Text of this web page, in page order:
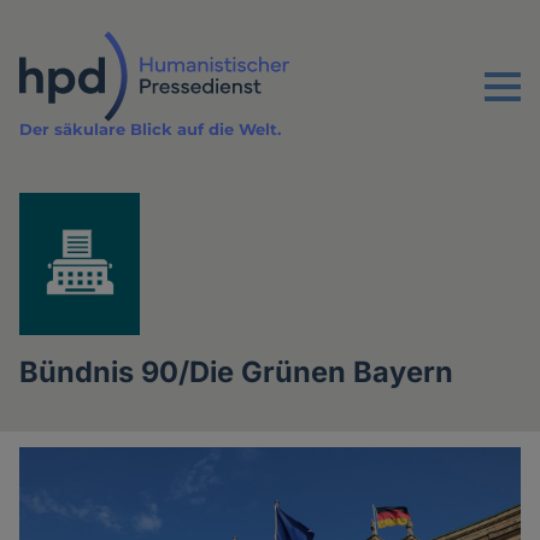
Inhalt
Menu
Der säkulare Blick auf die Welt.
Bündnis 90/Die Grünen Bayern